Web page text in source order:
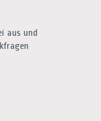
aus und